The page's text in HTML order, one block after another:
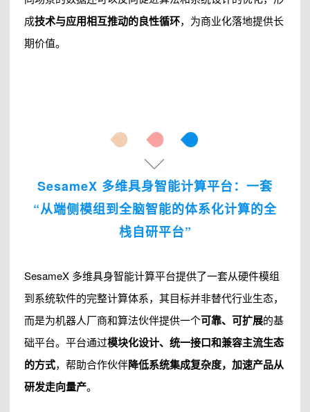
成技术与应用相互推动的良性循环，为商业化落地提供长
期价值。
SesameX 多维具身智能计算平台：一套
“从端侧模组到全脑智能的体系化计算的全
栈自研平台”
SesameX 多维具身智能计算平台提供了一套从硬件模组
到系统软件的完整计算体系，其目标并非替代行业生态，
而是为机器人厂商和算法伙伴提供一个可靠、可扩展的基
础平台。平台通过模块化设计、统一接口和兼容主流生态
的方式，帮助合作伙伴降低系统集成复杂度，加速产品从
研发走向量产。